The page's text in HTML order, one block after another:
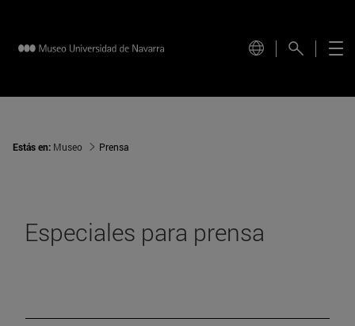
Estás en: Museo Prensa
Especiales para prensa